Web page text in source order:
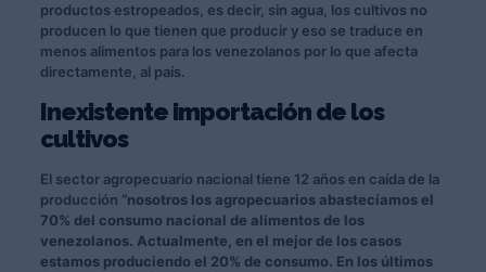
productos estropeados, es decir, sin agua, los cultivos no
producen lo que tienen que producir y eso se traduce en
menos alimentos para los venezolanos por lo que afecta
directamente, al país.
Inexistente importación de los
cultivos
El sector agropecuario nacional tiene 12 años en caída de la
producción “nosotros los agropecuarios abastecíamos el
70% del consumo nacional de alimentos de los
venezolanos. Actualmente, en el mejor de los casos
estamos produciendo el 20% de consumo. En los últimos